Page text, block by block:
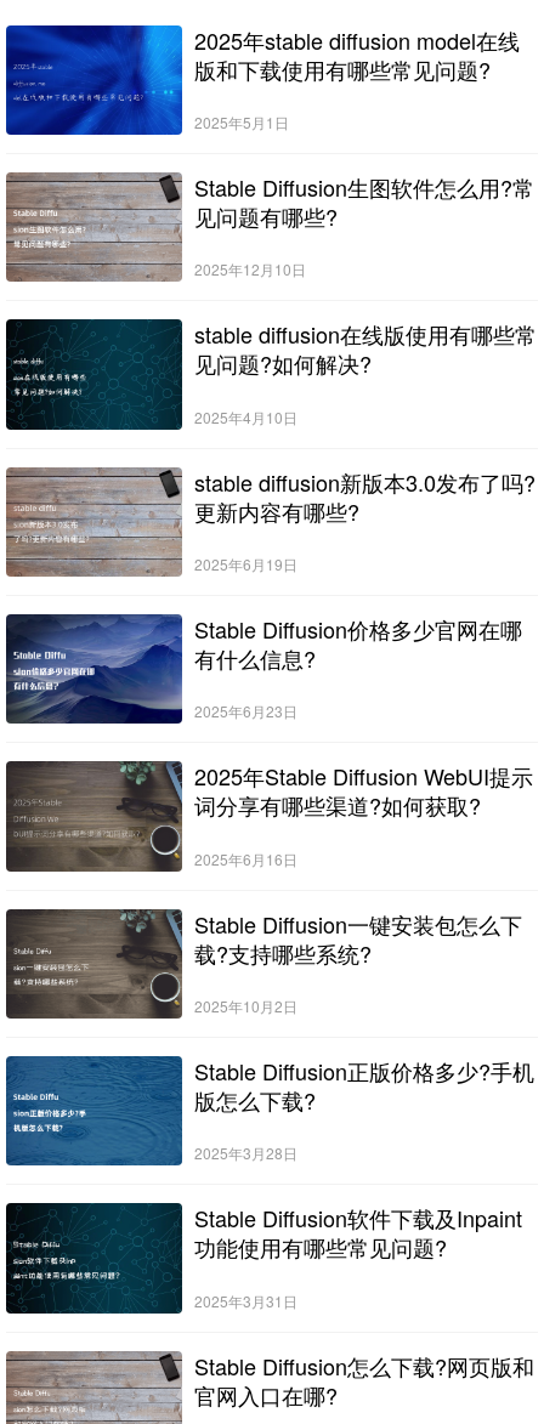
2025年stable diffusion model在线
版和下载使用有哪些常见问题?
2025年5月1日
Stable Diffusion生图软件怎么用?常
见问题有哪些?
2025年12月10日
stable diffusion在线版使用有哪些常
见问题?如何解决?
2025年4月10日
stable diffusion新版本3.0发布了吗?
更新内容有哪些?
2025年6月19日
Stable Diffusion价格多少官网在哪
有什么信息?
2025年6月23日
2025年Stable Diffusion WebUI提示
词分享有哪些渠道?如何获取?
2025年6月16日
Stable Diffusion一键安装包怎么下
载?支持哪些系统?
2025年10月2日
Stable Diffusion正版价格多少?手机
版怎么下载?
2025年3月28日
Stable Diffusion软件下载及Inpaint
功能使用有哪些常见问题?
2025年3月31日
Stable Diffusion怎么下载?网页版和
官网入口在哪?